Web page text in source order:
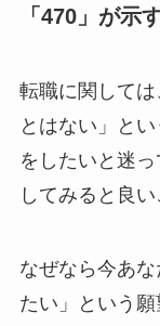
「470」が示
転職に関して
とはない」と
をしたいと迷
してみると良
なぜなら今あ
たい」という